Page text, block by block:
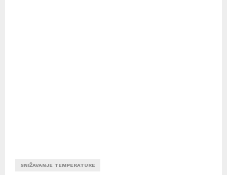
SNIŽAVANJE TEMPERATURE